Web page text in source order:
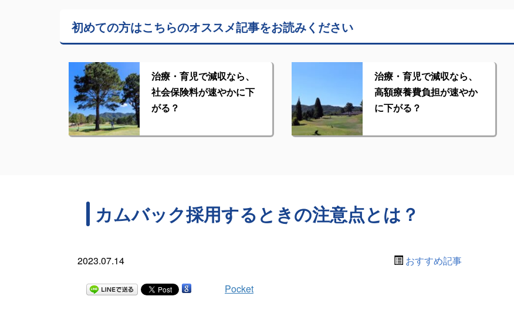
初めての方はこちらのオススメ記事をお読みください
治療・育児で減収なら、
社会保険料が速やかに下
がる？
治療・育児で減収なら、
高額療養費負担が速やか
に下がる？
カムバック採用するときの注意点とは？
2023.07.14 おすすめ記事
Pocket